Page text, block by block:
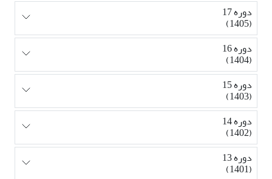
دوره 17
(1405)
دوره 16
(1404)
دوره 15
(1403)
دوره 14
(1402)
دوره 13
(1401)